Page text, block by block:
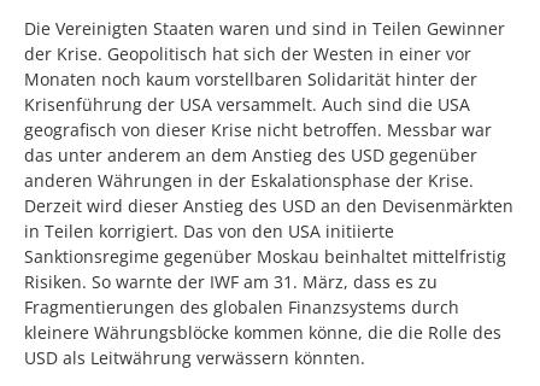
Die Vereinigten Staaten waren und sind in Teilen Gewinner
der Krise. Geopolitisch hat sich der Westen in einer vor
Monaten noch kaum vorstellbaren Solidarität hinter der
Krisenführung der USA versammelt. Auch sind die USA
geografisch von dieser Krise nicht betroffen. Messbar war
das unter anderem an dem Anstieg des USD gegenüber
anderen Währungen in der Eskalationsphase der Krise.
Derzeit wird dieser Anstieg des USD an den Devisenmärkten
in Teilen korrigiert. Das von den USA initiierte
Sanktionsregime gegenüber Moskau beinhaltet mittelfristig
Risiken. So warnte der IWF am 31. März, dass es zu
Fragmentierungen des globalen Finanzsystems durch
kleinere Währungsblöcke kommen könne, die die Rolle des
USD als Leitwährung verwässern könnten.